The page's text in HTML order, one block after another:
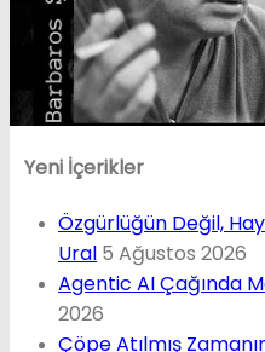
Yeni İçerikler
Özgürlüğün Değil,
Ural 5 Ağustos 2026
Agentic AI Çağında
2026
Çöpe Atılmış